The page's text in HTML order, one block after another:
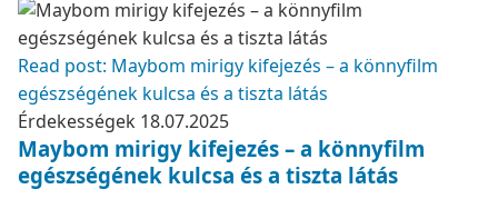
Read post: Maybom mirigy kifejezés – a könnyfilm
egészségének kulcsa és a tiszta látás
Érdekességek 18.07.2025
Maybom mirigy kifejezés – a könnyfilm
egészségének kulcsa és a tiszta látás